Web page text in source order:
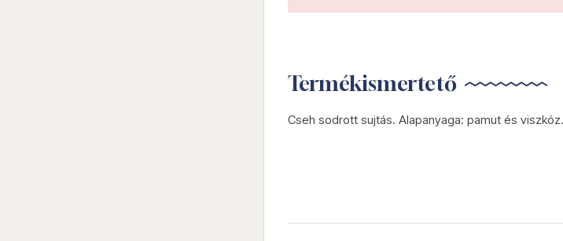
Termékismertető
Cseh sodrott sujtás. Alapanyaga: pamut és